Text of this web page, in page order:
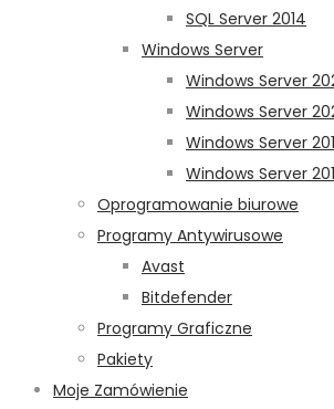
SQL Server 2014
Windows Server
Windows Server
Windows Server
Windows Server
Windows Server
Oprogramowanie biurowe
Programy Antywirusowe
Avast
Bitdefender
Programy Graficzne
Pakiety
Moje Zamówienie